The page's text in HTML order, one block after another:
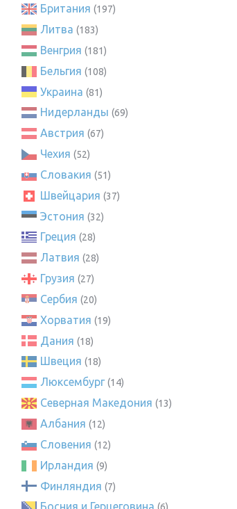
Британия (197)
Литва (183)
Венгрия (181)
Бельгия (108)
Украина (81)
Нидерланды (69)
Австрия (67)
Чехия (52)
Словакия (51)
Швейцария (37)
Эстония (32)
Греция (28)
Латвия (28)
Грузия (27)
Сербия (20)
Хорватия (19)
Дания (18)
Швеция (18)
Люксембург (14)
Северная Македония (13)
Албания (12)
Словения (12)
Ирландия (9)
Финляндия (7)
Босния и Герцеговина